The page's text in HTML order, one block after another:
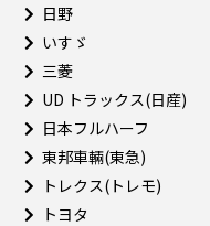
日野
いすゞ
三菱
UD トラックス(日産)
日本フルハーフ
東邦車輛(東急)
トレクス(トレモ)
トヨタ